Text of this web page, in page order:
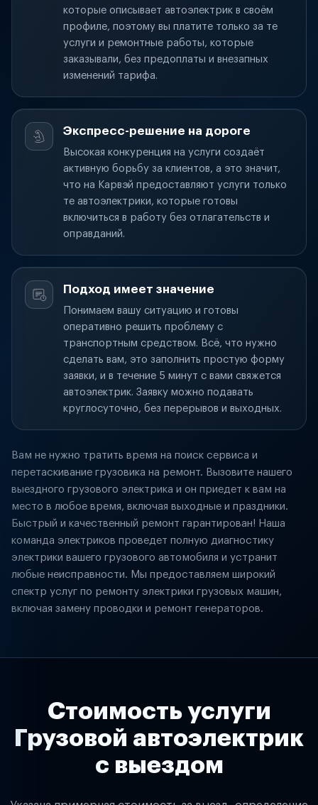
которые описывает автоэлектрик в своём
профиле, поэтому вы платите только за те
услуги и ремонтные работы, которые
заказывали, без предоплаты и внезапных
изменений тарифа.
Экспресс-решение на дороге
Высокая конкуренция на услуги создаёт
активную борьбу за клиентов, а это значит,
что на Карвэй предоставляют услуги только
те автоэлектрики, которые готовы
включиться в работу без отлагательств и
оправданий.
Подход имеет значение
Понимаем вашу ситуацию и готовы
оперативно решить проблему с
транспортным средством. Всё, что нужно
сделать вам, это заполнить простую форму
заявки, и в течение 5 минут с вами свяжется
автоэлектрик. Заявку можно подавать
круглосуточно, без перерывов и выходных.
Вам не нужно тратить время на поиск сервиса и
перетаскивание грузовика на ремонт. Вызовите нашего
выездного грузового электрика и он приедет к вам на
место в любое время, включая выходные и праздники.
Быстрый и качественный ремонт гарантирован! Наша
команда электриков проведет полную диагностику
электрики вашего грузового автомобиля и устранит
любые неисправности. Мы предоставляем широкий
спектр услуг по ремонту электрики грузовых машин,
включая замену проводки и ремонт генераторов.
Стоимость услуги
Грузовой автоэлектрик
с выездом